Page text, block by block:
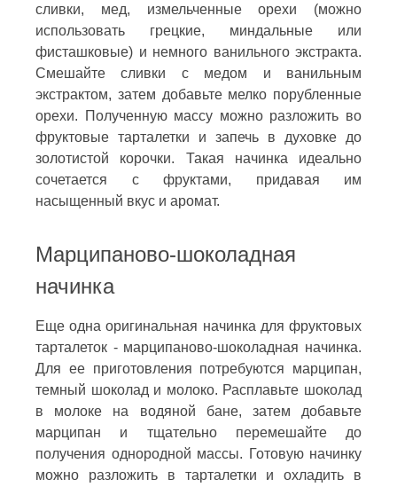
сливки, мед, измельченные орехи (можно
использовать грецкие, миндальные или
фисташковые) и немного ванильного экстракта.
Смешайте сливки с медом и ванильным
экстрактом, затем добавьте мелко порубленные
орехи. Полученную массу можно разложить во
фруктовые тарталетки и запечь в духовке до
золотистой корочки. Такая начинка идеально
сочетается с фруктами, придавая им
насыщенный вкус и аромат.
Марципаново-шоколадная
начинка
Еще одна оригинальная начинка для фруктовых
тарталеток - марципаново-шоколадная начинка.
Для ее приготовления потребуются марципан,
темный шоколад и молоко. Расплавьте шоколад
в молоке на водяной бане, затем добавьте
марципан и тщательно перемешайте до
получения однородной массы. Готовую начинку
можно разложить в тарталетки и охладить в